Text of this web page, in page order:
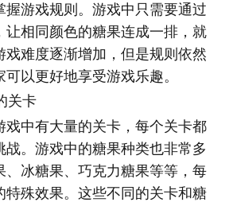
握游戏规则。游戏中只需要通过
让相同颜色的糖果连成一排，就
戏难度逐渐增加，但是规则依然
以更好地享受游戏乐趣。
关卡
戏中有大量的关卡，每个关卡都
战。游戏中的糖果种类也非常多
、冰糖果、巧克力糖果等等，每
特殊效果。这些不同的关卡和糖